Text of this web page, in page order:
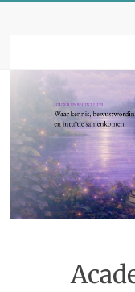
Balans
Jouw
gids
naar
gezondheid,
groei
en
vitaliteit!